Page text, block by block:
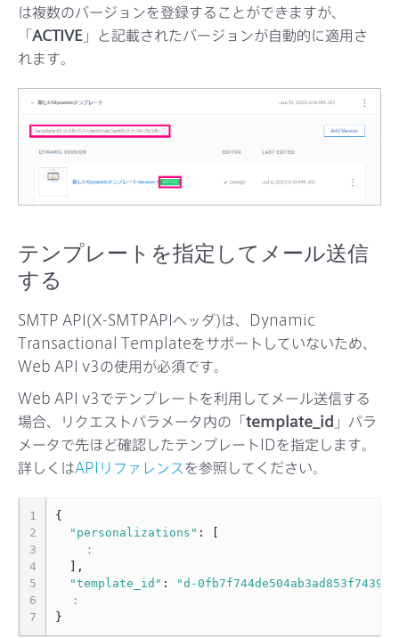
は複数のバージョンを登録することができますが、
「ACTIVE 」と記載されたバージョンが自動的に適用さ
れます。
テンプレートを指定してメール送信
する
SMTP API(X-SMTPAPIヘッダ)は、Dynamic
Transactional Templateをサポートしていないため、
Web API v3の使用が必須です。
Web API v3でテンプレートを利用してメール送信する
場合、リクエストパラメータ内の「template_id 」パラ
メータで先ほど確認したテンプレートIDを指定します。
詳しくはAPIリファレンスを参照してください。
1
2
3
4
5
6
7
{
"personalizations" :
：
],
"template_id" :
"d-
：
}